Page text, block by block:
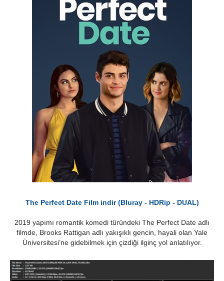
The Perfect Date Film indir (Bluray - HDRip - DUAL)
2019 yapımı romantik komedi türündeki The Perfect Date adlı
filmde, Brooks Rattigan adlı yakışıklı gencin, hayali olan Yale
Üniversitesi’ne gidebilmek için çizdiği ilginç yol anlatılıyor.